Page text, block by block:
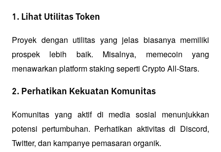
1. Lihat Utilitas Token
Proyek dengan utilitas yang jelas biasanya memiliki
prospek lebih baik. Misalnya, memecoin yang
menawarkan platform staking seperti Crypto All-Stars.
2. Perhatikan Kekuatan Komunitas
Komunitas yang aktif di media sosial menunjukkan
potensi pertumbuhan. Perhatikan aktivitas di Discord,
Twitter, dan kampanye pemasaran organik.